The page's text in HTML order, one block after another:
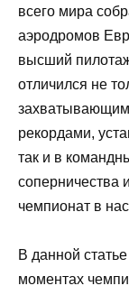
всего мира
аэродромов
высший
отличился не
рекордами,
так и в
соперничества
чемпионат в
В данной
моментах